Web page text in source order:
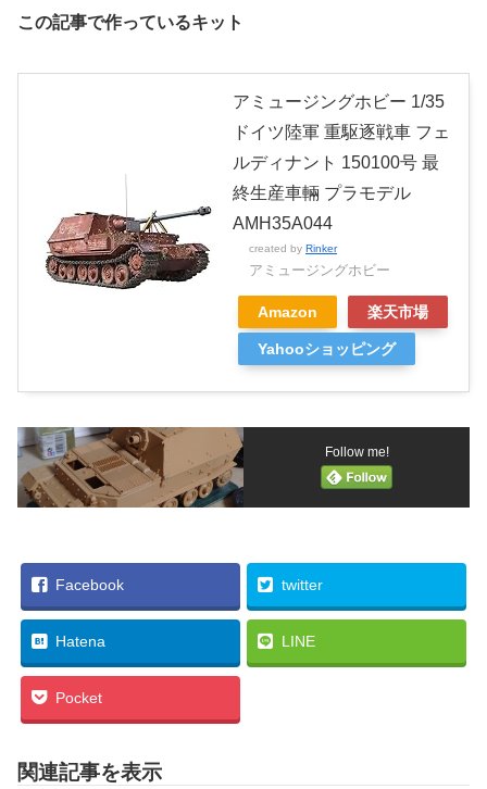
この記事で作っているキット
アミュージングホビー 1/35
ドイツ陸軍 重駆逐戦車 フェ
ルディナント 150100号 最
終生産車輛 プラモデル
AMH35A044
created by Rinker
アミュージングホビー
Amazon 楽天市場
Yahooショッピング
Follow me!
Facebook twitter
Hatena LINE
Pocket
関連記事を表示